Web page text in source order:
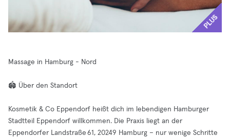
PLUS
Massage in Hamburg - Nord
🏟️ Über den Standort
Kosmetik & Co Eppendorf heißt dich im lebendigen Hamburger
Stadtteil Eppendorf willkommen. Die Praxis liegt an der
Eppendorfer Landstraße 61, 20249 Hamburg – nur wenige Schritte